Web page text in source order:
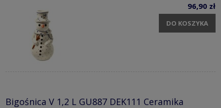
96,90 zł
DO KOSZYKA
Bigośnica V 1,2 L GU887 DEK111 Ceramika